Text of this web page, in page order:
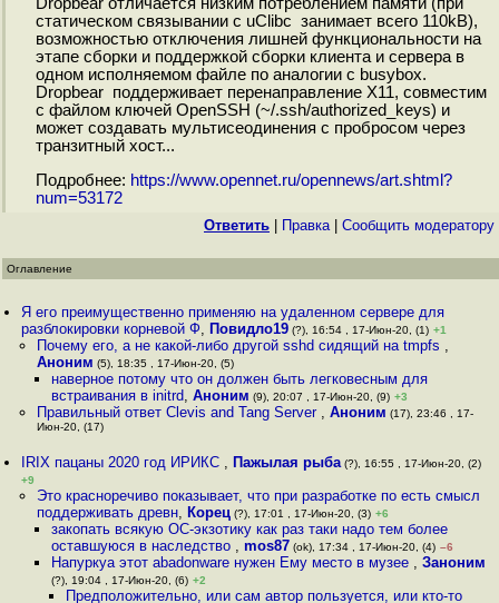
Dropbear отличается низким потреблением памяти (при
статическом связывании с uClibc занимает всего 110kB),
возможностью отключения лишней функциональности на
этапе сборки и поддержкой сборки клиента и сервера в
одном исполняемом файле по аналогии с busybox.
Dropbear поддерживает перенаправление X11, совместим
с файлом ключей OpenSSH (~/.ssh/authorized_keys) и
может создавать мультисеодинения с пробросом через
транзитный хост...
Подробнее: https://www.opennet.ru/opennews/art.shtml?
num=53172
Ответить Правка| Cообщить модератору
Оглавление
Я его преимущественно применяю на удаленном сервере для
разблокировки корневой Ф, Повидло19 (?), 16:54 , 17-Июн-20, (1) +1
Почему его, а не какой-либо другой sshd сидящий на tmpfs ,
Аноним (5), 18:35 , 17-Июн-20, (5)
наверное потому что он должен быть легковесным для
встраивания в initrd, Аноним (9), 20:07 , 17-Июн-20, (9) +3
Правильный ответ Clevis and Tang Server , Аноним (17), 23:46 , 17-
Июн-20, (17)
IRIX пацаны 2020 год ИРИКС , Пажылая рыба (?), 16:55 , 17-Июн-20, (2)
+9
Это красноречиво показывает, что при разработке по есть смысл
поддерживать древн, Корец(?), 17:01 , 17-Июн-20, (3) +6
закопать всякую ОС-экзотику как раз таки надо тем более
оставшуюся в наследство , mos87(ok), 17:34 , 17-Июн-20, (4) –6
Напуркуа этот abadonware нужен Ему место в музее , Заноним
(?), 19:04 , 17-Июн-20, (6) +2
Предположительно, или сам автор пользуется, или кто-то